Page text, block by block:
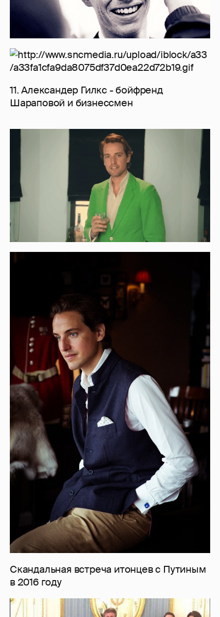
11. Александер Гилкс - бойфренд
Шараповой и бизнессмен
Скандальная встреча итонцев с Путиным
в 2016 году